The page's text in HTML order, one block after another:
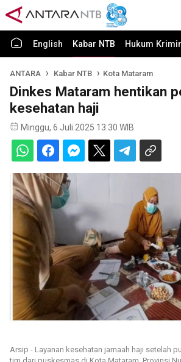
English Kabar NTB Hukum
ANTARA Kabar NTB Kota Mataram
Dinkes Mataram hentikan
kesehatan haji
Minggu, 6 Juli 2025 13:30 WIB
Arsip - Layanan kesehatan jamaah haji setelah